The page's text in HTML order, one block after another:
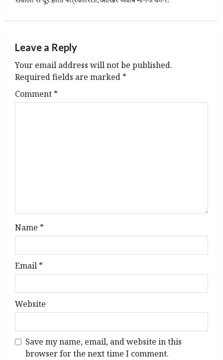
t
a
v
i
g
n
Leave a Reply
Your email address will not be published.
Required fields are marked *
Comment *
Name *
Email *
Website
Save my name, email, and website in this
browser for the next time I comment.